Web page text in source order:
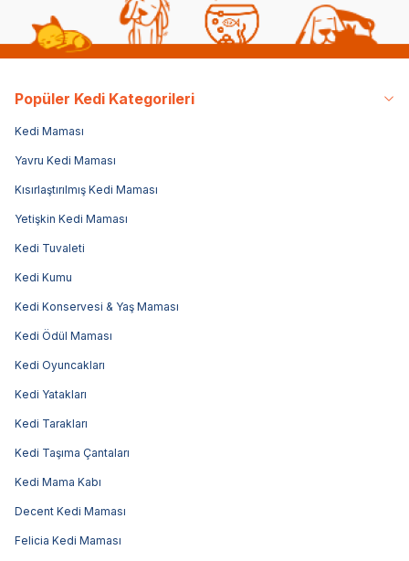
Popüler Kedi Kategorileri
Kedi Maması
Yavru Kedi Maması
Kısırlaştırılmış Kedi Maması
Yetişkin Kedi Maması
Kedi Tuvaleti
Kedi Kumu
Kedi Konservesi & Yaş Maması
Kedi Ödül Maması
Kedi Oyuncakları
Kedi Yatakları
Kedi Tarakları
Kedi Taşıma Çantaları
Kedi Mama Kabı
Decent Kedi Maması
Felicia Kedi Maması